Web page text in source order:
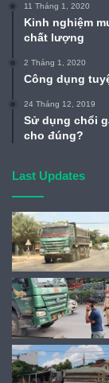
11 Tháng 1, 2020
Kinh nghiệm
chất lượng
2 Tháng 1, 2020
Công dụng
24 Tháng 12, 2019
Sử dụng chổi
cho đúng?
Last Updates